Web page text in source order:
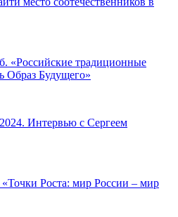
«Российские традиционные
Образ Будущего»
Интервью с Сергеем
«Точки Роста: мир России – мир